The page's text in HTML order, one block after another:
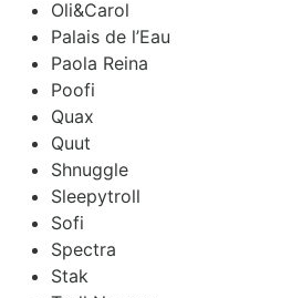
Oli&Carol
Palais de l’Eau
Paola Reina
Poofi
Quax
Quut
Shnuggle
Sleepytroll
Sofi
Spectra
Stak